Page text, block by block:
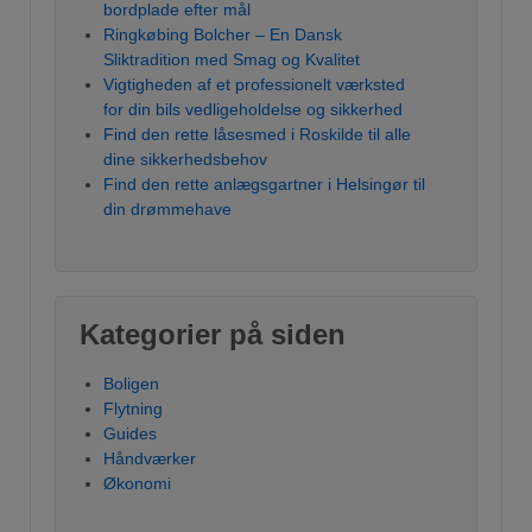
bordplade efter mål
Ringkøbing Bolcher – En Dansk
Sliktradition med Smag og Kvalitet
Vigtigheden af et professionelt værksted
for din bils vedligeholdelse og sikkerhed
Find den rette låsesmed i Roskilde til alle
dine sikkerhedsbehov
Find den rette anlægsgartner i Helsingør til
din drømmehave
Kategorier på siden
Boligen
Flytning
Guides
Håndværker
Økonomi